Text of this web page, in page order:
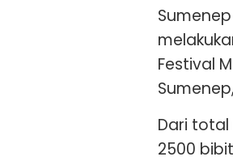
Festival
Dari
2500